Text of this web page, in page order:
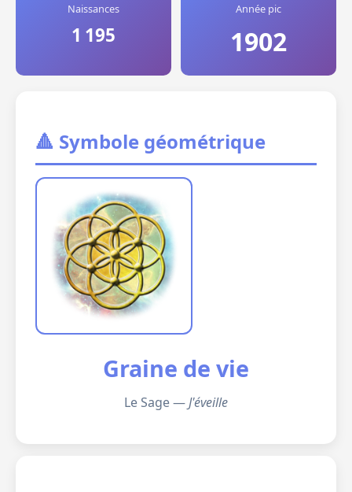
Naissances
1 195
Année pic
1902
🔺 Symbole géométrique
Graine de vie
Le Sage —J'éveille